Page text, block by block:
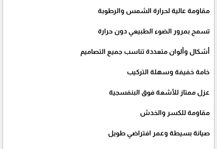
مقاومة عالية لحرارة الشمس والرطوبة
تسمح بمرور الضوء الطبيعي دون حرارة
أشكال وألوان متعددة تناسب جميع التصاميم
خامة خفيفة وسهلة التركيب
عزل ممتاز للأشعة فوق البنفسجية
مقاومة للكسر والخدش
صيانة بسيطة وعمر افتراضي طويل